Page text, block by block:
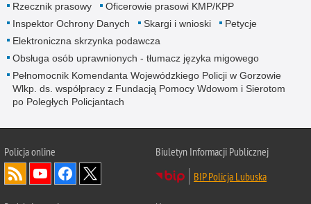
Rzecznik prasowy
Oficerowie prasowi KMP/KPP
Inspektor Ochrony Danych
Skargi i wnioski
Petycje
Elektroniczna skrzynka podawcza
Obsługa osób uprawnionych - tłumacz języka migowego
Pełnomocnik Komendanta Wojewódzkiego Policji w Gorzowie
Wlkp. ds. współpracy z Fundacją Pomocy Wdowom i Sierotom
po Poległych Policjantach
Policja online
Biuletyn Informacji Publicznej
BIP Policja Lubuska